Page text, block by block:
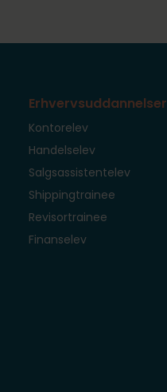
Erhvervsuddannelser
Kontorelev
Handelselev
Salgsassistentelev
Shippingtrainee
Revisortrainee
Finanselev